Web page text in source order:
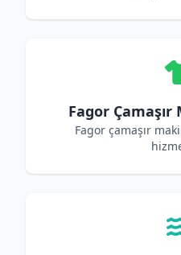
Fagor
Fagor çamaşır